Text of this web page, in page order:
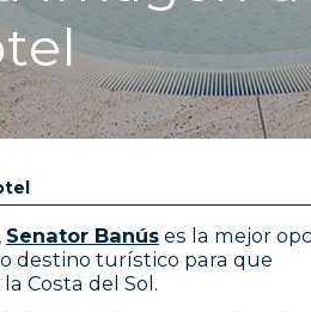
Senator Banús es la mejor
destino turístico para que
Costa del Sol.